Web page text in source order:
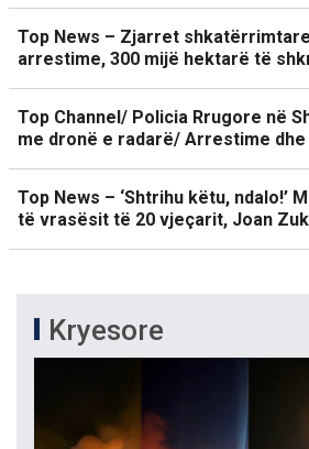
Top News – Zjarret
arrestime, 300 mijë hektarë të
Top Channel/ Policia Rrugore në
me dronë e radarë/ Arrestime
Top News – ‘Shtrihu këtu, ndalo!’
të vrasësit të 20 vjeçarit, Joan
Kryesore